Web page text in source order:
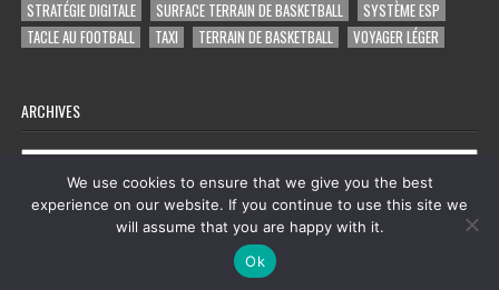
STRATÉGIE DIGITALE
SURFACE TERRAIN DE BASKETBALL
SYSTÈME ESP
TACLE AU FOOTBALL
TAXI TERRAIN DE BASKETBALL VOYAGER LÉGER
ARCHIVES
Archives
Copyright © 2026 tout ce qu'on trouve sur facebook
Design by ThemesDNA.com
We use cookies to ensure that we give you the best
experience on our website. If you continue to use this site we
will assume that you are happy with it.
Ok